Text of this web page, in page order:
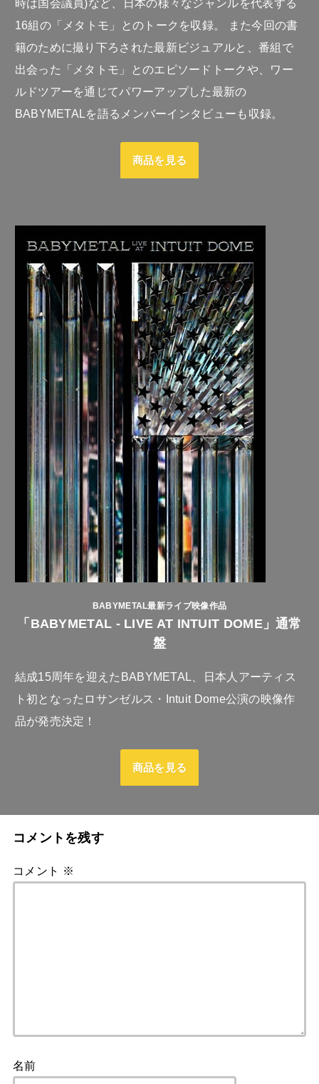
時は国会議員)など、日本の様々なジャンルを代表する
16組の「メタトモ」とのトークを収録。 また今回の書
籍のために撮り下ろされた最新ビジュアルと、番組で
出会った「メタトモ」とのエピソードトークや、ワー
ルドツアーを通じてパワーアップした最新の
BABYMETALを語るメンバーインタビューも収録。
商品を見る
BABYMETAL最新ライブ映像作品
「BABYMETAL - LIVE AT INTUIT DOME」通常
盤
結成15周年を迎えたBABYMETAL、日本人アーティス
ト初となったロサンゼルス・Intuit Dome公演の映像作
品が発売決定！
商品を見る
コメントを残す
コメント ※
名前